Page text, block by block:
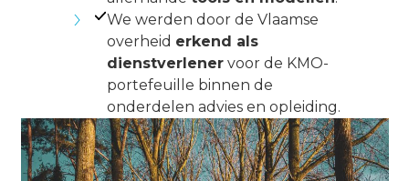
We werden door de Vlaamse
overheid erkend als
dienstverlener voor de KMO-
portefeuille binnen de
onderdelen advies en opleiding.